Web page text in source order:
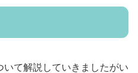
て解説していきましたがい